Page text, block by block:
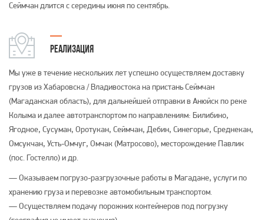
Сеймчан длится с середины июня по сентябрь.
РЕАЛИЗАЦИЯ
Мы уже в течение нескольких лет успешно осуществляем доставку
грузов из Хабаровска / Владивостока на пристань Сеймчан
(Магаданская область), для дальнейшей отправки в Анюйск по реке
Колыма и далее автотранспортом по направлениям: Билибино,
Ягодное, Сусуман, Оротукан, Сеймчан, Дебин, Синегорье, Среднекан,
Омсукчан, Усть-Омчуг, Омчак (Матросово), месторождение Павлик
(пос. Гостелло) и др.
— Оказываем погрузо-разгрузочные работы в Магадане, услуги по
хранению груза и перевозке автомобильным транспортом.
— Осуществляем подачу порожних контейнеров под погрузку